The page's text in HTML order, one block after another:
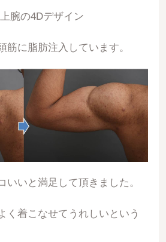
腕の4Dデザイン
筋に脂肪注入しています。
いいと満足して頂きました。
く着こなせてうれしいという